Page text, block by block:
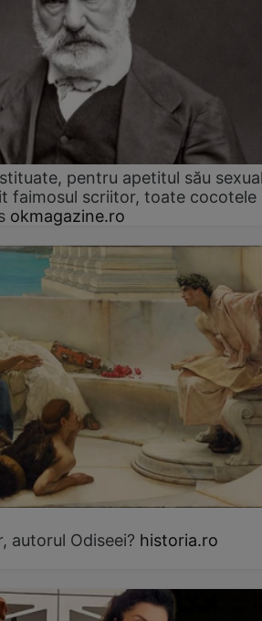
pentru apetitul său
faimosul scriitor, toate cocotele
okmagazine.ro
autorul Odiseei? historia.ro